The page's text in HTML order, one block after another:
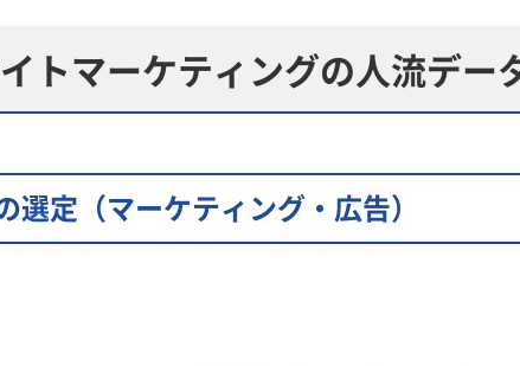
トマーケティングの人流デー
選定 （マーケティング・広告）